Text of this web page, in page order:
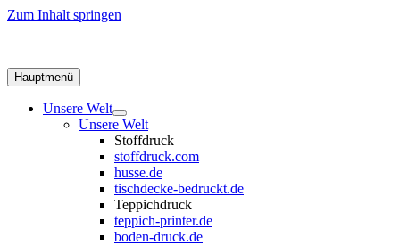
Zum Inhalt springen
Hauptmenü
Unsere Welt
Unsere Welt
Stoffdruck
stoffdruck.com
husse.de
tischdecke-bedruckt.de
Teppichdruck
teppich-printer.de
boden-druck.de